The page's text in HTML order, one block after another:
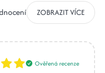
ZOBRAZIT VÍCE
Ověřená recenze